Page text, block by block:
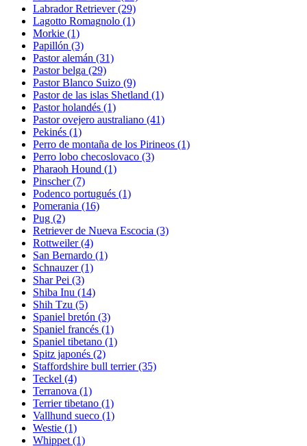
Labrador Retriever(29)
Lagotto Romagnolo (1)
Morkie (1)
Papillón (3)
Pastor alemán (31)
Pastor belga (29)
Pastor Blanco Suizo (9)
Pastor de las islas Shetland (1)
Pastor holandés (1)
Pastor ovejero australiano (41)
Pekinés (1)
Perro de montaña de los Pirineos (1)
Perro lobo checoslovaco (3)
Pharaoh Hound (1)
Pinscher(7)
Podenco portugués (1)
Pomerania (16)
Pug (2)
Retriever de Nueva Escocia (3)
Rottweiler(4)
San Bernardo (1)
Schnauzer(1)
Shar Pei (3)
Shiba Inu (14)
Shih Tzu (5)
Spaniel bretón (3)
Spaniel francés (1)
Spaniel tibetano (1)
Spitz japonés (2)
Staffordshire bull terrier(35)
Teckel (4)
Terranova (1)
Terrier tibetano (1)
Vallhund sueco (1)
Westie (1)
Whippet (1)